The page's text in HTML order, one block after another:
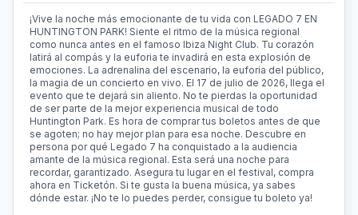
¡Vive la noche más emocionante de tu vida con LEGADO 7 EN
HUNTINGTON PARK! Siente el ritmo de la música regional
como nunca antes en el famoso Ibiza Night Club. Tu corazón
latirá al compás y la euforia te invadirá en esta explosión de
emociones. La adrenalina del escenario, la euforia del público,
la magia de un concierto en vivo. El 17 de julio de 2026, llega el
evento que te dejará sin aliento. No te pierdas la oportunidad
de ser parte de la mejor experiencia musical de todo
Huntington Park. Es hora de comprar tus boletos antes de que
se agoten; no hay mejor plan para esa noche. Descubre en
persona por qué Legado 7 ha conquistado a la audiencia
amante de la música regional. Esta será una noche para
recordar, garantizado. Asegura tu lugar en el festival, compra
ahora en Ticketón. Si te gusta la buena música, ya sabes
dónde estar. ¡No te lo puedes perder, consigue tu boleto ya!